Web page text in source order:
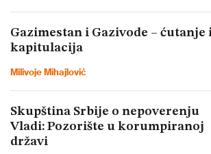
Gazimestan i Gazivode – ćutanje
kapitulacija
Milivoje Mihajlović
Skupština Srbije o nepoverenju
Vladi: Pozorište u korumpiranoj
državi